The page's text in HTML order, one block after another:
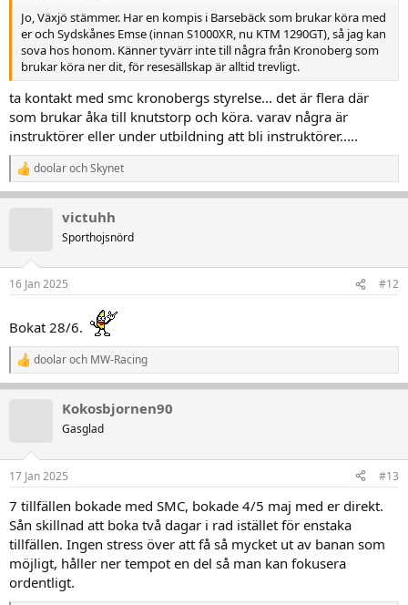
Anledningen till detta är som sagt för att få mer homogena grupper
i både hastighet och kompetens. Vilket givetvis är väldigt svårt att
planera för innan vi väl är igång ute på banan. Men detta har givit
oss bäst resultat genom åren.
Hoppas vi ses i sommar!
Jo, Växjö stämmer. Har en kompis i Barsebäck som brukar köra med
er och Sydskånes Emse (innan S1000XR, nu KTM 1290GT), så jag kan
sova hos honom. Känner tyvärr inte till några från Kronoberg som
brukar köra ner dit, för resesällskap är alltid trevligt.
ta kontakt med smc kronobergs styrelse... det är flera där
som brukar åka till knutstorp och köra. varav några är
instruktörer eller under utbildning att bli instruktörer.....
R
e
a
e
doolarochSkynet
victuhh
Sporthojsnörd
16 Jan 2025 #12
Bokat 28/6.
R
e
e
doolaroch MW-Racing
Kokosbjornen90
Gasglad
17 Jan 2025 #13
7 tillfällen bokade med SMC, bokade 4/5 maj med er direkt.
Sån skillnad att boka två dagar i rad istället för enstaka
tillfällen. Ingen stress över att få så mycket ut av banan som
möjligt, håller ner tempot en del så man kan fokusera
ordentligt.